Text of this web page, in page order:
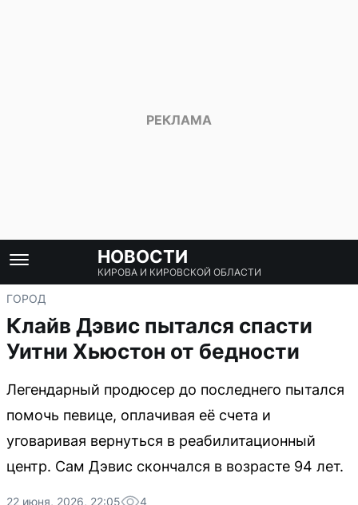
НОВОСТИ
КИРОВА И КИРОВСКОЙ ОБЛАСТИ
ГОРОД
Клайв Дэвис пытался спасти
Уитни Хьюстон от бедности
Легендарный продюсер до последнего пытался
помочь певице, оплачивая её счета и
уговаривая вернуться в реабилитационный
центр. Сам Дэвис скончался в возрасте 94 лет.
22 июня, 2026, 22:05 4